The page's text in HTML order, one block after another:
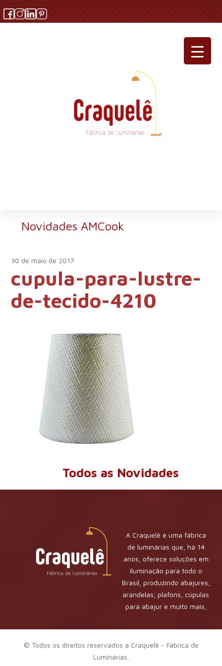
Novidades AMCook
30 de maio de 2017
cupula-para-lustre-
de-tecido-4210
Todos as Novidades
A Craquelê é uma fábrica
de luminárias que, há 14
anos, oferece soluções em
iluminação para todo o
Brasil, produzindo abajures,
arandelas, plafons, cúpulas
para abajur e muito mais,
sofisticação. Além da
fabricação, também
© Todos os direitos reservados a Craquelê - Fábrica de
Luminárias.